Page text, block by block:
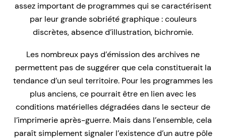
assez important de programmes qui se caractérisent
par leur grande sobriété graphique : couleurs
discrètes, absence d’illustration, bichromie.
Les nombreux pays d’émission des archives ne
permettent pas de suggérer que cela constituerait la
tendance d’un seul territoire. Pour les programmes les
plus anciens, ce pourrait être en lien avec les
conditions matérielles dégradées dans le secteur de
l’imprimerie après-guerre. Mais dans l’ensemble, cela
paraît simplement signaler l’existence d’un autre pôle